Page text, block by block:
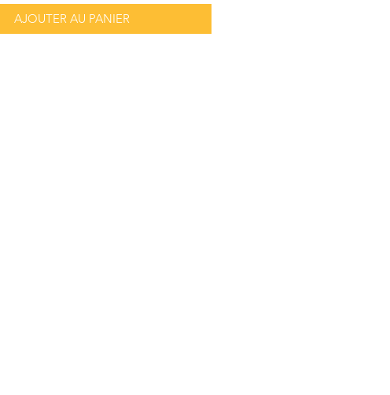
AJOUTER AU PANIER